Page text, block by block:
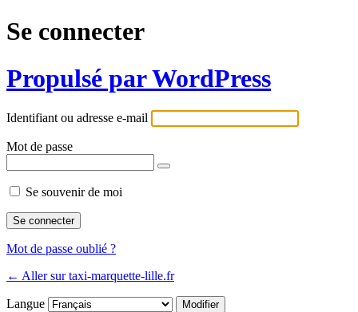
Se connecter
Propulsé par WordPress
Identifiant ou adresse e-mail
Mot de passe
Se souvenir de moi
Mot de passe oublié ?
← Aller sur taxi-marquette-lille.fr
Langue